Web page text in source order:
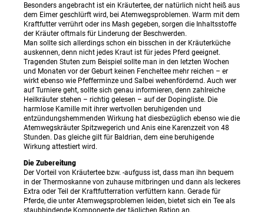
Besonders angebracht ist ein Kräutertee, der natürlich nicht heiß aus
dem Eimer geschlürft wird, bei Atemwegsproblemen. Warm mit dem
Kraftfutter verrührt oder ins Mash gegeben, sorgen die Inhaltsstoffe
der Kräuter oftmals für Linderung der Beschwerden.
Man sollte sich allerdings schon ein bisschen in der Kräuterküche
auskennen, denn nicht jedes Kraut ist für jedes Pferd geeignet.
Tragenden Stuten zum Beispiel sollte man in den letzten Wochen
und Monaten vor der Geburt keinen Fencheltee mehr reichen – er
wirkt ebenso wie Pfefferminze und Salbei wehenfördernd. Auch wer
auf Turniere geht, sollte sich genau informieren, denn zahlreiche
Heilkräuter stehen – richtig gelesen – auf der Dopingliste. Die
harmlose Kamille mit ihrer wertvollen beruhigenden und
entzündungshemmenden Wirkung hat diesbezüglich ebenso wie die
Atemwegskräuter Spitzwegerich und Anis eine Karenzzeit von 48
Stunden. Das gleiche gilt für Baldrian, dem eine beruhigende
Wirkung attestiert wird.
Die Zubereitung
Der Vorteil von Kräutertee bzw. -aufguss ist, dass man ihn bequem
in der Thermoskanne von zuhause mitbringen und dann als leckeres
Extra oder Teil der Kraftfutterration verfüttern kann. Gerade für
Pferde, die unter Atemwegsproblemen leiden, bietet sich ein Tee als
staubbindende Komponente der täglichen Ration an.